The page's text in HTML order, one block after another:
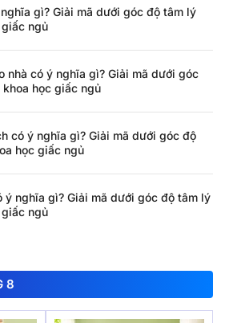
gì? Giải mã dưới góc độ tâm lý
ngủ
nhà có ý nghĩa gì? Giải mã dưới góc
học giấc ngủ
có ý nghĩa gì? Giải mã dưới góc độ
học giấc ngủ
ý nghĩa gì? Giải mã dưới góc độ tâm lý
ngủ
8